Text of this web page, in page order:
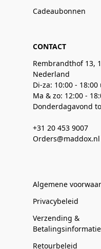
Cadeaubonnen
CONTACT
Rembrandthof 13,
Nederland
Di-za: 10:00 -
Ma & zo: 12:00 -
Donderdagavond
+31 20 453 9007
Orders@maddox.nl
Algemene
Privacybeleid
Verzending &
Betalingsinformatie
Retourbeleid